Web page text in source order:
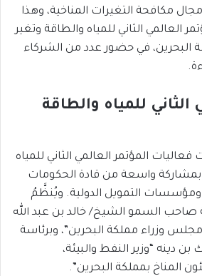
مكافحة التغيرات المناخية، وهذا
العالمي الثاني للمياه والطاقة وتغير
البحرين، في حضور عدد من الشركاء
الثاني للمياه والطاقة
المؤتمر العالمي الثاني للمياه
بمشاركة واسعة من قادة الحكومات
ومؤسسات التمويل الدولية. ويُنظَّمُ
صاحب السمو الشيخ/ خالد بن عبد الله
وزراء مملكة البحرين”، وبرئاسة
دينه “وزير النفط والبيئة،
المناخ بمملكة البحرين”.